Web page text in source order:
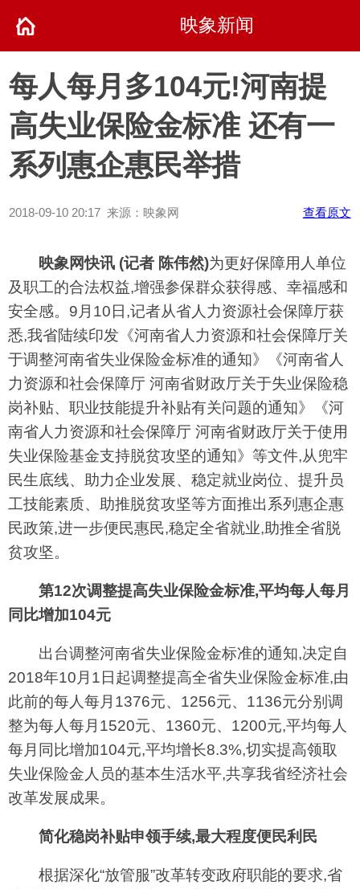
映象新闻
每人每月多104元!河南提
高失业保险金标准 还有一
系列惠企惠民举措
2018-09-10 20:17 来源：映象网 查看原文
映象网快讯 (记者 陈伟然)为更好保障用人单位
及职工的合法权益,增强参保群众获得感、幸福感和
安全感。9月10日,记者从省人力资源社会保障厅获
悉,我省陆续印发《河南省人力资源和社会保障厅关
于调整河南省失业保险金标准的通知》《河南省人
力资源和社会保障厅 河南省财政厅关于失业保险稳
岗补贴、职业技能提升补贴有关问题的通知》《河
南省人力资源和社会保障厅 河南省财政厅关于使用
失业保险基金支持脱贫攻坚的通知》等文件,从兜牢
民生底线、助力企业发展、稳定就业岗位、提升员
工技能素质、助推脱贫攻坚等方面推出系列惠企惠
民政策,进一步便民惠民,稳定全省就业,助推全省脱
贫攻坚。
第12次调整提高失业保险金标准,平均每人每月
同比增加104元
出台调整河南省失业保险金标准的通知,决定自
2018年10月1日起调整提高全省失业保险金标准,由
此前的每人每月1376元、1256元、1136元分别调
整为每人每月1520元、1360元、1200元,平均每人
每月同比增加104元,平均增长8.3%,切实提高领取
失业保险金人员的基本生活水平,共享我省经济社会
改革发展成果。
简化稳岗补贴申领手续,最大程度便民利民
根据深化“放管服”改革转变政府职能的要求,省